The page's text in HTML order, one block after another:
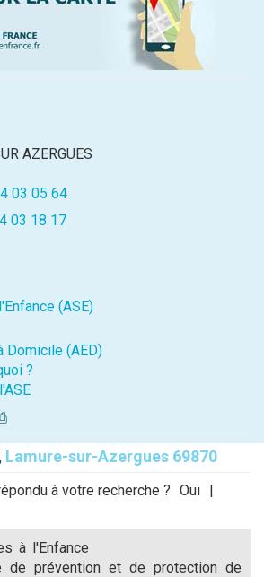
AZERGUES
03 05 64
03 18 17
(ASE)
Domicile (AED)
?
Lamure-sur-Azergues 69870
à votre recherche ? Oui |
à l'Enfance
de prévention et de protection de